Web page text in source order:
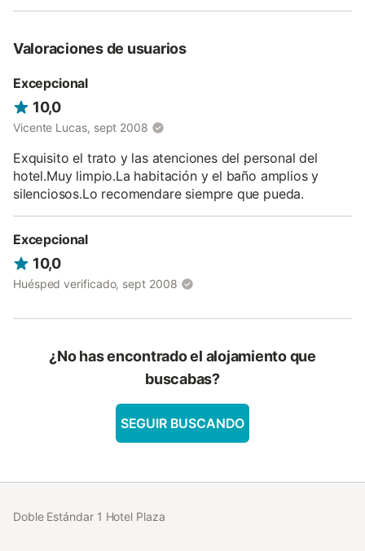
Valoraciones de usuarios
Excepcional
10,0
Vicente Lucas, sept 2008
Exquisito el trato y las atenciones del personal del
hotel.Muy limpio.La habitación y el baño amplios y
silenciosos.Lo recomendare siempre que pueda.
Excepcional
10,0
Huésped verificado, sept 2008
¿No has encontrado el alojamiento que
buscabas?
SEGUIR BUSCANDO
Doble Estándar 1 Hotel Plaza